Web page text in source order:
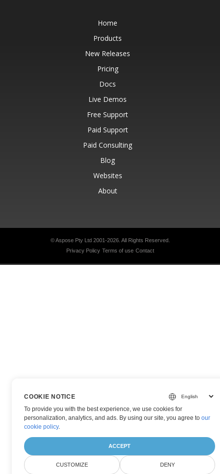
Home
Products
New Releases
Pricing
Docs
Live Demos
Free Support
Paid Support
Paid Consulting
Blog
Websites
About
© Aspose Pty Ltd 2001-2026. All Rights Reserved.
Privacy Policy Terms of use Contact
COOKIE NOTICE
To provide you with the best experience, we use cookies for
personalization, analytics, and ads. By using our site, you agree toour
cookie policy.
ACCEPT
CUSTOMIZE DENY